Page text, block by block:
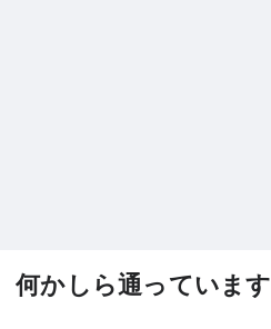
何かしら通っています